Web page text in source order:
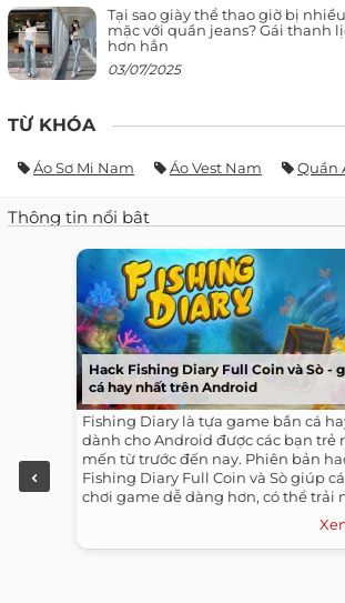
Tại sao giày thể thao giờ bị
mặc với quần jeans? Gái thanh
hơn hẳn
03/07/2025
TỪ KHÓA
Áo Sơ Mi Nam Áo Vest Nam Quần
Thông tin nổi bật
Hack Fishing Diary Full Coin và Sò -
cá hay nhất trên Android
Fishing Diary là tựa game bắn cá
dành cho Android được các bạn trẻ
mến từ trước đến nay. Phiên bản
Fishing Diary Full Coin và Sò giúp
chơi game dễ dàng hơn, có thể trải